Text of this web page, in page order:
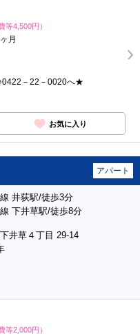
等4,500円）
月
－22－0020へ★
お気に入り
アパート
井荻駅/徒歩3分
下井草駅/徒歩8分
井草４丁目 29-14
等2,000円）